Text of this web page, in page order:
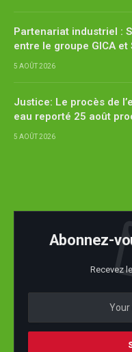
Partenariat industriel :
entre le groupe GICA
5 AOÛT 2026
Justice: Le procès de
eau reporté 25 août
5 AOÛT 2026
Abonnez-
Recevez